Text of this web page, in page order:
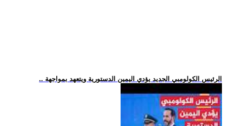
.. الرئيس الكولومبي الجديد يؤدي اليمين الدستورية ويتعهد بمواجهة